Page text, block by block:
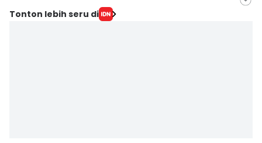
Editor
Tonton lebih seru di